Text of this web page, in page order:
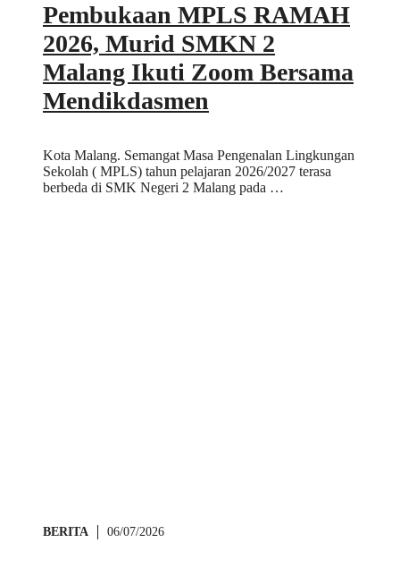
Pembukaan MPLS RAMAH
2026, Murid SMKN 2
Malang Ikuti Zoom Bersama
Mendikdasmen
Kota Malang. Semangat Masa Pengenalan Lingkungan
Sekolah ( MPLS) tahun pelajaran 2026/2027 terasa
berbeda di SMK Negeri 2 Malang pada …
BERITA 06/07/2026